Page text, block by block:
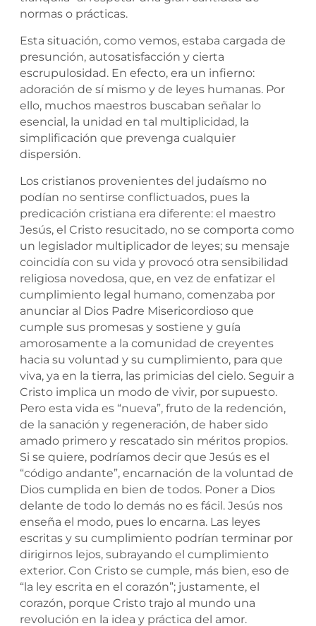
normas o prácticas.
Esta situación, como vemos, estaba cargada de
presunción, autosatisfacción y cierta
escrupulosidad. En efecto, era un infierno:
adoración de sí mismo y de leyes humanas. Por
ello, muchos maestros buscaban señalar lo
esencial, la unidad en tal multiplicidad, la
simplificación que prevenga cualquier
dispersión.
Los cristianos provenientes del judaísmo no
podían no sentirse conflictuados, pues la
predicación cristiana era diferente: el maestro
Jesús, el Cristo resucitado, no se comporta como
un legislador multiplicador de leyes; su mensaje
coincidía con su vida y provocó otra sensibilidad
religiosa novedosa, que, en vez de enfatizar el
cumplimiento legal humano, comenzaba por
anunciar al Dios Padre Misericordioso que
cumple sus promesas y sostiene y guía
amorosamente a la comunidad de creyentes
hacia su voluntad y su cumplimiento, para que
viva, ya en la tierra, las primicias del cielo. Seguir a
Cristo implica un modo de vivir, por supuesto.
Pero esta vida es “nueva”, fruto de la redención,
de la sanación y regeneración, de haber sido
amado primero y rescatado sin méritos propios.
Si se quiere, podríamos decir que Jesús es el
“código andante”, encarnación de la voluntad de
Dios cumplida en bien de todos. Poner a Dios
delante de todo lo demás no es fácil. Jesús nos
enseña el modo, pues lo encarna. Las leyes
escritas y su cumplimiento podrían terminar por
dirigirnos lejos, subrayando el cumplimiento
exterior. Con Cristo se cumple, más bien, eso de
“la ley escrita en el corazón”; justamente, el
corazón, porque Cristo trajo al mundo una
revolución en la idea y práctica del amor.